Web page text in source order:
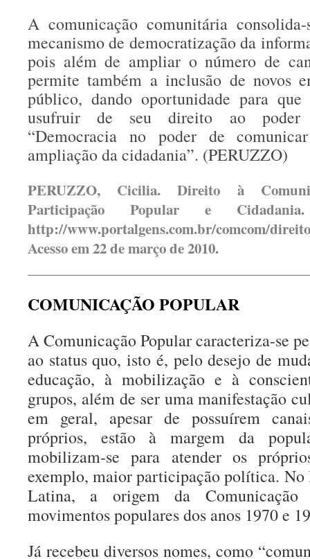
A comunicação comunitária
mecanismo de democratização da
pois além de ampliar o número de
permite também a inclusão de novos
público, dando oportunidade para que
usufruir de seu direito ao poder
“Democracia no poder de
ampliação da cidadania”. (PERUZZO)
PERUZZO, Cicilia. Direito à
Participação Popular e
http://www.portalgens.com.br/comcom/
Acesso em 22 de março de 2010.
COMUNICAÇÃO POPULAR
A Comunicação Popular caracteriza-se
ao status quo, isto é, pelo desejo de
educação, à mobilização e à
grupos, além de ser uma manifestação
em geral, apesar de possuírem
próprios, estão à margem da
mobilizam-se para atender os
exemplo, maior participação política.
Latina, a origem da Comunicação
movimentos populares dos anos 1970 e
Já recebeu diversos nomes, como